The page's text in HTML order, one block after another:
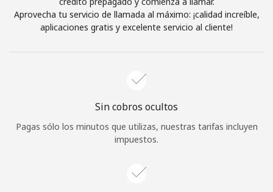
Inicia sesión oREGÍSTRATE →
¿Olvidaste tu contraseña? →
Iniciar Sesión
Aprovecha tu servicio de llamada al máximo: ¡calidad increíble,
aplicaciones gratis y excelente servicio al cliente!
Sin cobros ocultos
Pagas sólo los minutos que utilizas, nuestras tarifas incluyen
impuestos.